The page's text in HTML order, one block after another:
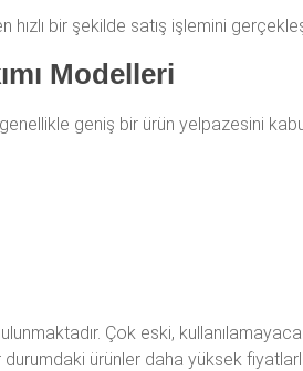
bir şekilde satış işlemini
Modelleri
geniş bir ürün yelpazesini
Çok eski,
ürünler daha yüksek fiyatlarla